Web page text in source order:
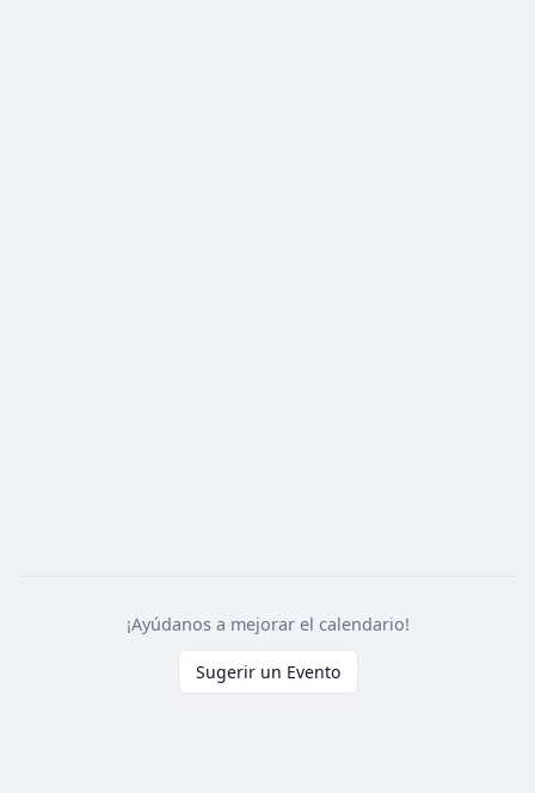
¡Ayúdanos a mejorar el calendario!
Sugerir un Evento